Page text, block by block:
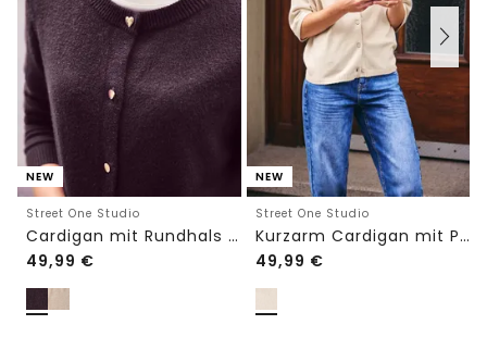
NEW
Street One Studio
Cardigan mit Rundhals und Knöpfen
49,99 €
NEW
Street One Studio
Kurzarm Cardigan mit Polokragen
49,99 €